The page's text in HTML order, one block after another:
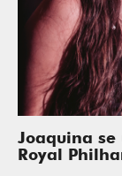
Joaquina se
Royal